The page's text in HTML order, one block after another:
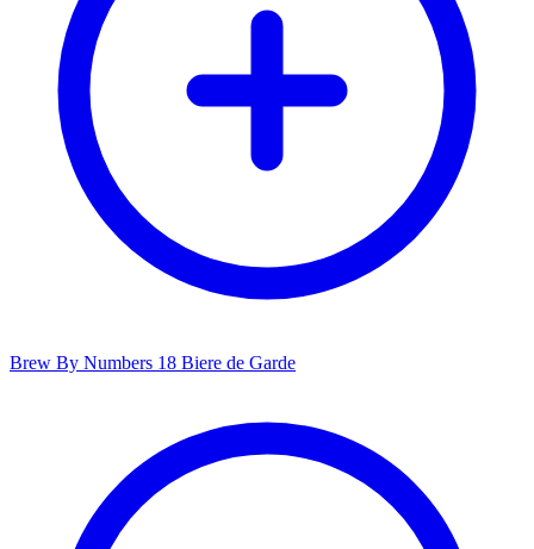
Brew By Numbers 18 Biere de Garde